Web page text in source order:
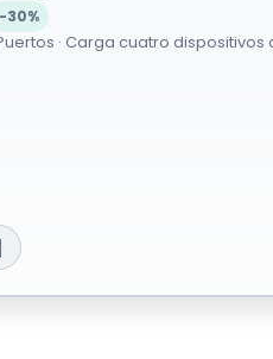
-30%
· Carga cuatro